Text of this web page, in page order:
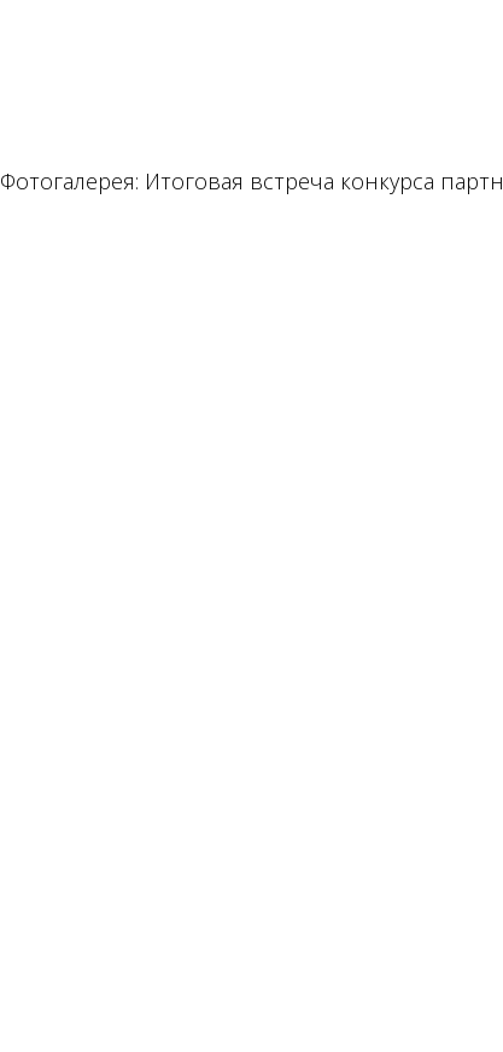
Фотогалерея: Итоговая встреча конкурса